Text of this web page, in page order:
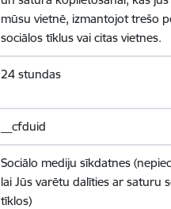
mūsu vietnē, izmantojot trešo
sociālos tīklus vai citas vietnes.
24 stundas
__cfduid
Sociālo mediju sīkdatnes
lai Jūs varētu dalīties ar saturu
tīklos)